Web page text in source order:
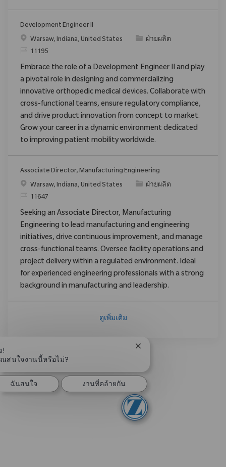
Development Engineer II
สถานที่Warsaw, Indiana, United States ประเภท
ฝ่ายผลิต
ReqId11195
Embrace the role of a Development Engineer II and play
a pivotal role in designing and commercializing
innovative orthopedic medical devices. Collaborate with
cross-functional teams, ensure regulatory compliance,
and drive product innovation from concept to market.
Grow your career in a dynamic environment dedicated
to improving patient mobility worldwide.
Associate Director, Manufacturing Engineering
สถานที่Warsaw, Indiana, United States ประเภท
ฝ่ายผลิต
ReqId11647
Seeking an Associate Director, Manufacturing
Engineering to lead manufacturing and engineering
initiatives, drive continuous improvement, and manage
cross-functional teams. Oversee facility operations and
project delivery within a regulated environment. Ideal
for experienced engineering professionals with a strong
background in manufacturing and leadership.
ดูเพิ่มเติม
!
สนใจงานนี้หรือไม่?
ปิดการแจ้งเตือนแชทบอท
ฉันสนใจ งานที่คล้ายกัน